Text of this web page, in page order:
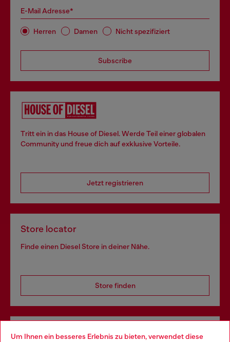
Um Ihnen ein besseres Erlebnis zu bieten, verwendet diese
E-Mail Adresse*
Herren Damen Nicht spezifiziert
Subscribe
Tritt ein in das House of Diesel. Werde Teil einer globalen
Community und freue dich auf exklusive Vorteile.
Jetzt registrieren
Store locator
Finde einen Diesel Store in deiner Nähe.
Store finden
Omnichannel-Services